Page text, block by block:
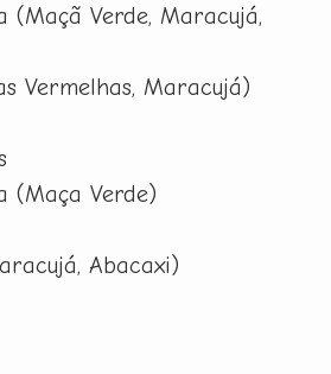
(Maçã Verde, Maracujá,
Vermelhas, Maracujá)
(Maça Verde)
Abacaxi)